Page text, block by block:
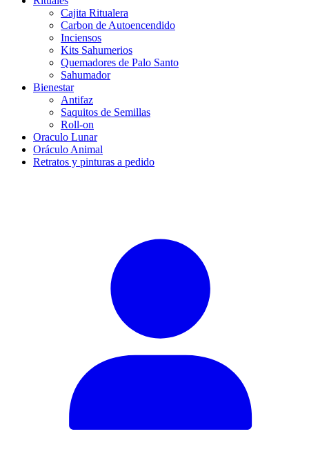
Cajita Ritualera
Carbon de Autoencendido
Inciensos
Kits Sahumerios
Quemadores de Palo Santo
Sahumador
Bienestar
Antifaz
Saquitos de Semillas
Roll-on
Oraculo Lunar
Oráculo Animal
Retratos y pinturas a pedido